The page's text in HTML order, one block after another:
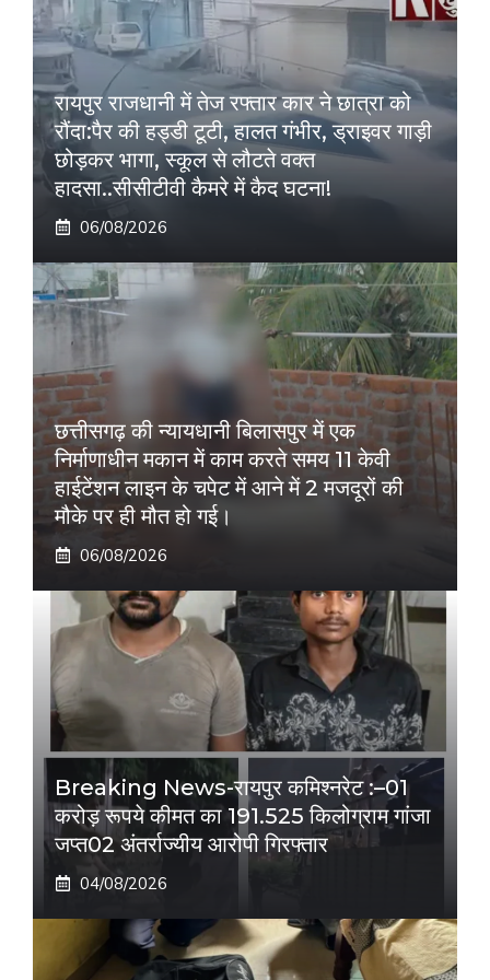
रायपुर राजधानी में तेज रफ्तार कार ने छात्रा को
रौंदा:पैर की हड्डी टूटी, हालत गंभीर, ड्राइवर गाड़ी
छोड़कर भागा, स्कूल से लौटते वक्त
हादसा..सीसीटीवी कैमरे में कैद घटना!
06/08/2026
छत्तीसगढ़ की न्यायधानी बिलासपुर में एक
निर्माणाधीन मकान में काम करते समय 11 केवी
हाईटेंशन लाइन के चपेट में आने में 2 मजदूरों की
मौके पर ही मौत हो गई।
06/08/2026
Breaking News-रायपुर कमिश्नरेट :–01
करोड़ रूपये कीमत का 191.525 किलोग्राम गांजा
जप्त02 अंतर्राज्यीय आरोपी गिरफ्तार
04/08/2026